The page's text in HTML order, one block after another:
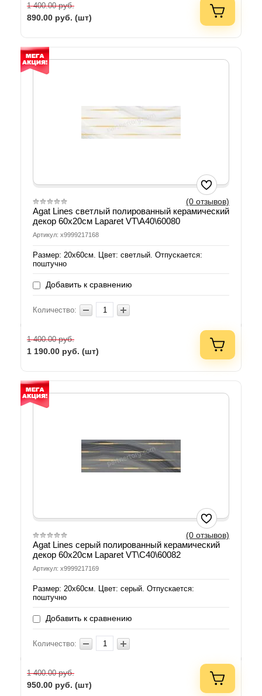
1 400.00руб.
890.00 руб. (шт)
(0 отзывов)
Agat Lines светлый полированный керамический
декор 60х20см Laparet VT\A40\60080
Артикул: х9999217168
Размер: 20х60см. Цвет: светлый. Отпускается:
поштучно
Добавить к сравнению
Количество:
1 400.00руб.
1 190.00 руб. (шт)
(0 отзывов)
Agat Lines серый полированный керамический
декор 60х20см Laparet VT\C40\60082
Артикул: х9999217169
Размер: 20х60см. Цвет: серый. Отпускается:
поштучно
Добавить к сравнению
Количество:
1 400.00руб.
950.00 руб. (шт)